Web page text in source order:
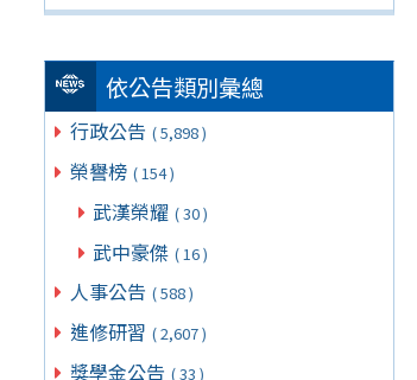
依公告類別彙總
行政公告 ( 5,898 )
榮譽榜 ( 154 )
武漢榮耀 ( 30 )
武中豪傑 ( 16 )
人事公告 ( 588 )
進修研習 ( 2,607 )
獎學金公告 ( 33 )